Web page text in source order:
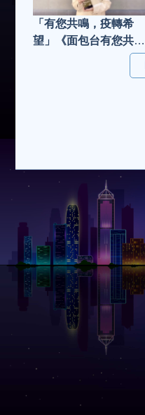
「有您共鳴，疫轉希
望」《面包台有您共鳴
奬2020》「共鳴樂壇